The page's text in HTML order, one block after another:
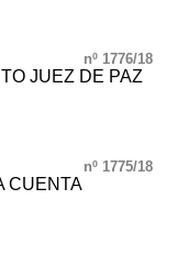
nº 1776/18
JUEZ DE PAZ
nº 1775/18
CUENTA